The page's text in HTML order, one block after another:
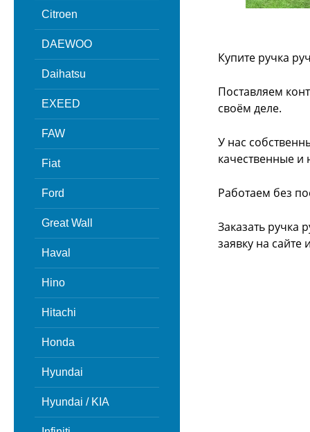
Citroen
DAEWOO
Daihatsu
EXEED
FAW
Fiat
Ford
Great Wall
Haval
Hino
Hitachi
Honda
Hyundai
Hyundai / KIA
Купите ручка
Поставляем
своём деле.
У нас
качественные и
Работаем без
Заказать
заявку на сайте